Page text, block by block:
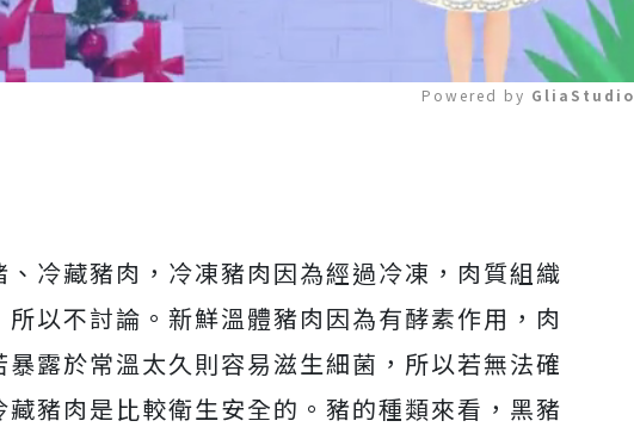
Powered by
冷藏豬肉，冷凍豬肉因為經過冷凍，肉質組織
以不討論。新鮮溫體豬肉因為有酵素作用，肉
露於常溫太久則容易滋生細菌，所以若無法確
豬肉是比較衛生安全的。豬的種類來看，黑豬